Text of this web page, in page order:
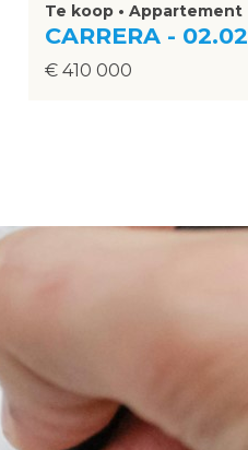
Te koop • Appartement
CARRERA - 02.02
€ 410 000